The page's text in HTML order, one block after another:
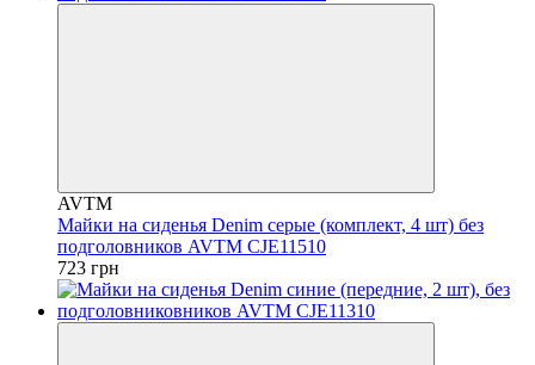
AVTM
Майки на сиденья Denim серые (комплект, 4 шт) без
подголовников AVTM CJE11510
723 грн